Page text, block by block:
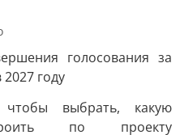
голосования за
году
выбрать, какую
по проекту